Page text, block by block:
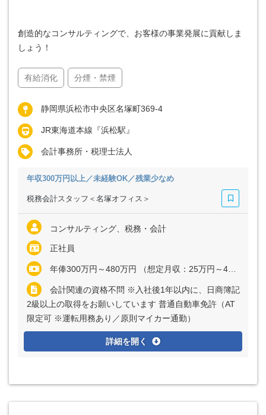
創造的なコンサルティングで、お客様の事業発展に貢献しま
しょう！
有給消化 分煙・禁煙
静岡県浜松市中央区名塚町369-4
JR東海道本線『浜松駅』
会計事務所・税理士法人
年収300万円以上／未経験OK／残業少なめ
税務会計スタッフ＜名塚オフィス＞
コンサルティング、税務・会計
正社員
年俸300万円～480万円 （想定月収：25万円～40万円） ※経験・能力など考慮の上、決定いたします ※上記に固定残業代（月20時間分＝3万9062円～6万2500円）を含む ※超過分は別途全額支給
会計関連の資格不問 ※入社後1年以内に、日商簿記
2級以上の取得をお願いしています 普通自動車免許（AT
限定可 ※運転用務あり／原則マイカー通勤）
詳細を開く